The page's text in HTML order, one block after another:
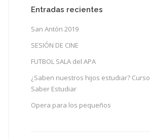
Entradas recientes
San Antón 2019
SESIÓN DE CINE
FUTBOL SALA del APA
¿Saben nuestros hijos estudiar? Curso
Saber Estudiar
Opera para los pequeños